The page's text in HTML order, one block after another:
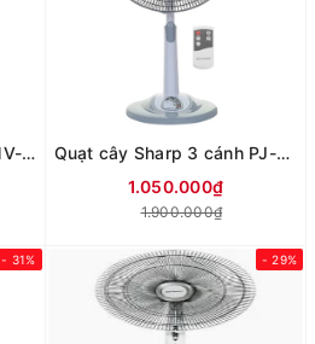
Quạt cây Sharp PJ-S40MV-LG(Không khiển)
Quạt cây Sharp 3 cánh PJ-L40RV-LG (có khiển)
1.050.000₫
1.900.000₫
- 31% - 29%